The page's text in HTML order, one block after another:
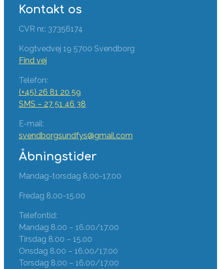
Kontakt os
CVR nr.: 37356174
Kogtvedvej 19 5700 Svendborg
Find vej
Telefon:
(+45) 26 81 20 59
SMS – 27 51 46 38
E-mail:
svendborgsundfys@gmail.com
Åbningstider
Mandag-torsdag 8.00-17.00
Fredag 8.00-15.00
Telefontid:
Mandag 8.00 – 16.00/17.00
Tirsdag 8.00 – 15.00
Onsdag 8.00 – 16.00/17.00
Torsdag 8.00 – 16.00/17.00